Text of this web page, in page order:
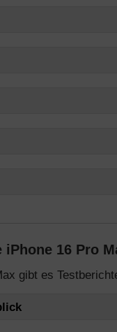
iPhone 16 Pro
gibt es